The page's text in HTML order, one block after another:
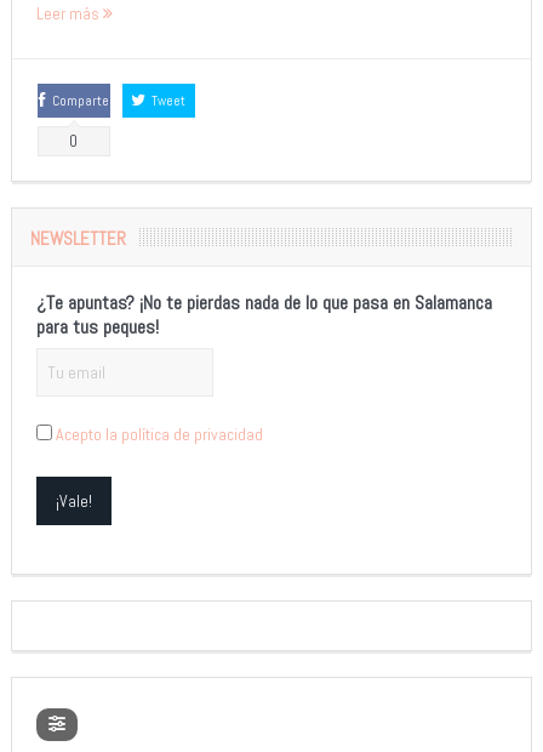
Leer más
Comparte
0
Tweet
NEWSLETTER
¿Te apuntas? ¡No te pierdas nada de lo que pasa en Salamanca
para tus peques!
Acepto la política de privacidad